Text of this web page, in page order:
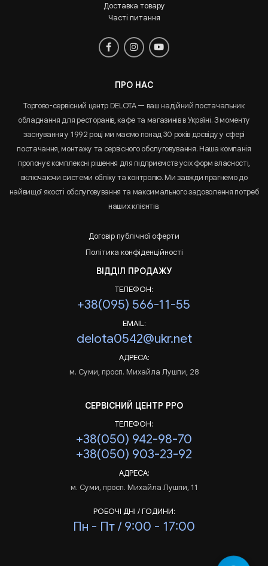
Доставка товару
Часті питання
ПРО НАС
Торгово-сервісний центр DELOTA — ваш надійний постачальник
обладнання для ресторанів, кафе та магазинів в Україні. З моменту
заснування у 1992 році ми маємо понад 30 років досвіду у сфері
постачання, монтажу та сервісного обслуговування. Наша компанія
пропонує комплексні рішення для підприємств усіх форм власності,
включаючи системи обліку та контролю. Ми завжди прагнемо до
найвищої якості обслуговування та максимального задоволення потреб
наших клієнтів.
Договір публічної оферти
Політика конфіденційності
ВІДДІЛ ПРОДАЖУ
ТЕЛЕФОН:
+38(095) 566-11-55
EMAIL:
delota0542@ukr.net
АДРЕСА:
м. Суми, просп. Михайла Лушпи, 28
СЕРВІСНИЙ ЦЕНТР РРО
ТЕЛЕФОН:
+38(050) 942-98-70
+38(050) 903-23-92
АДРЕСА:
м. Суми, просп. Михайла Лушпи, 11
РОБОЧІ ДНІ / ГОДИНИ:
Пн - Пт / 9:00 - 17:00